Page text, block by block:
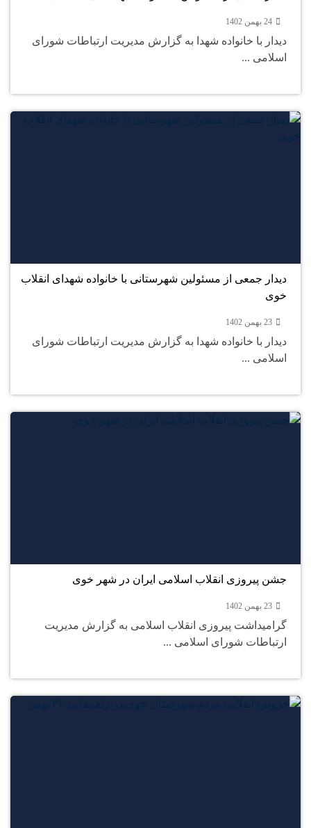
24 بهمن 1402
دیدار با خانواده شهدا به گزارش مدیریت ارتباطات شورای
اسلامی ...
دیدار جمعی از مسئولین شهرستانی با خانواده شهدای انقلاب
خوی
23 بهمن 1402
دیدار با خانواده شهدا به گزارش مدیریت ارتباطات شورای
اسلامی ...
جشن پیروزی انقلاب اسلامی ایران در شهر خوی
23 بهمن 1402
گرامیداشت پیروزی انقلاب اسلامی به گزارش مدیریت
ارتباطات شورای اسلامی ...